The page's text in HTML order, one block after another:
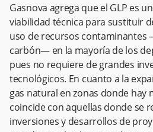
Gasnova agrega que el GLP es
viabilidad técnica para sustituir
uso de recursos contaminantes
carbón— en la mayoría de los
pues no requiere de grandes
tecnológicos. En cuanto a la
gas natural en zonas donde hay
coincide con aquellas donde se
inversiones y desarrollos de